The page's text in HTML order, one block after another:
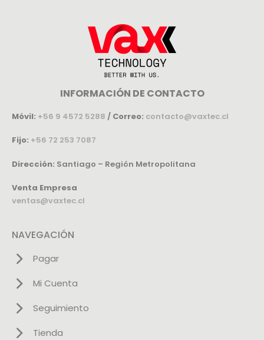
INFORMACIÓN DE CONTACTO
Móvil: +56 9 4572 5288 / Correo: contacto@vaxtec.cl
Fijo: +56 72 253 7087
Dirección: Santiago – Región Metropolitana
Venta Empresa
ventas@vaxtec.cl
NAVEGACIÓN
Pagar
Mi Cuenta
Seguimiento
Tienda